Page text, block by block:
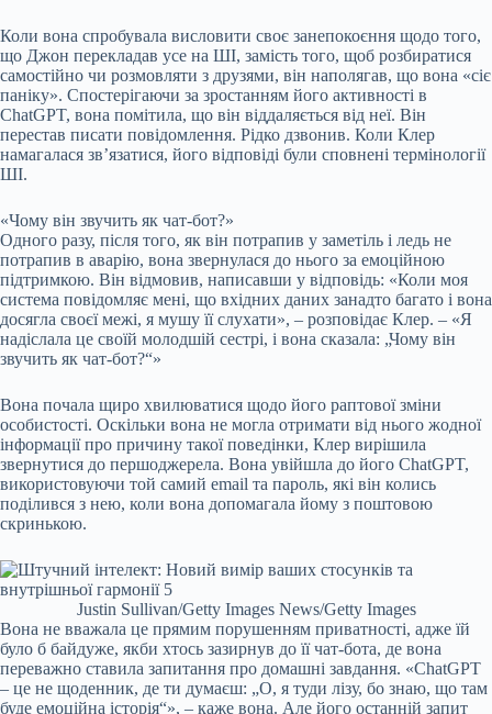
Коли вона спробувала висловити своє занепокоєння щодо того,
що Джон перекладав усе на ШІ, замість того, щоб розбиратися
самостійно чи розмовляти з друзями, він наполягав, що вона «сіє
паніку». Спостерігаючи за зростанням його активності в
ChatGPT, вона помітила, що він віддаляється від неї. Він
перестав писати повідомлення. Рідко дзвонив. Коли Клер
намагалася зв’язатися, його відповіді були сповнені термінології
ШІ.
«Чому він звучить як чат-бот?»
Одного разу, після того, як він потрапив у заметіль і ледь не
потрапив в аварію, вона звернулася до нього за емоційною
підтримкою. Він відмовив, написавши у відповідь: «Коли моя
система повідомляє мені, що вхідних даних занадто багато і вона
досягла своєї межі, я мушу її слухати», – розповідає Клер. – «Я
надіслала це своїй молодшій сестрі, і вона сказала: „Чому він
звучить як чат-бот?“»
Вона почала щиро хвилюватися щодо його раптової зміни
особистості. Оскільки вона не могла отримати від нього жодної
інформації про причину такої поведінки, Клер вирішила
звернутися до першоджерела. Вона увійшла до його ChatGPT,
використовуючи той самий email та пароль, які він колись
поділився з нею, коли вона допомагала йому з поштовою
скринькою.
Justin Sullivan/Getty Images News/Getty Images
Вона не вважала це прямим порушенням приватності, адже їй
було б байдуже, якби хтось зазирнув до її чат-бота, де вона
переважно ставила запитання про домашні завдання. «ChatGPT
– це не щоденник, де ти думаєш: „О, я туди лізу, бо знаю, що там
буде емоційна історія“», – каже вона. Але його останній запит